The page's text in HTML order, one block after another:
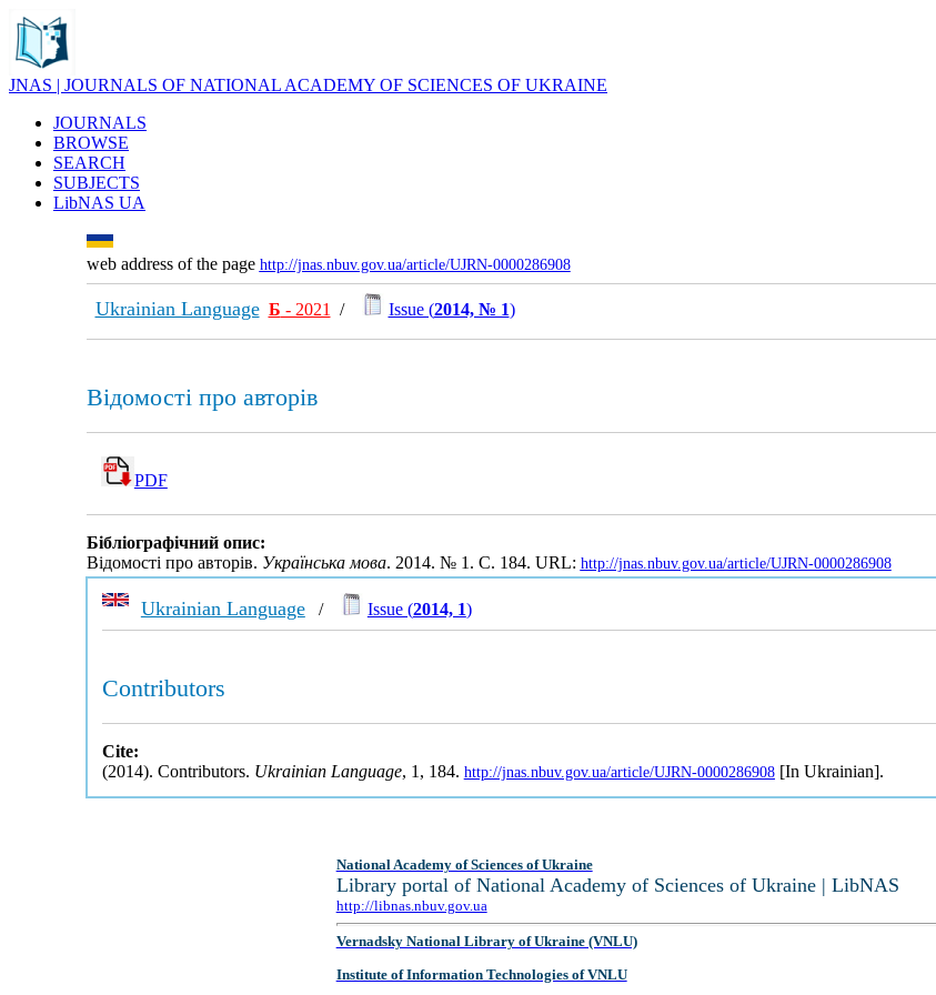
JNAS | JOURNALS OF NATIONAL ACADEMY OF SCIENCES OF UKRAINE
JOURNALS
BROWSE
SEARCH
SUBJECTS
LibNAS UA
web address of the page http://jnas.nbuv.gov.ua/article/UJRN-0000286908
Ukrainian Language Б - 2021 / Issue (2014, № 1)
Відомості про авторів
PDF
Бібліографічний опис:
Відомості про авторів. Українська мова. 2014. № 1. С. 184. URL: http://jnas.nbuv.gov.ua/article/UJRN-0000286908
Ukrainian Language/ Issue (2014, 1)
Contributors
Cite:
(2014). Contributors. Ukrainian Language, 1, 184. http://jnas.nbuv.gov.ua/article/UJRN-0000286908[In Ukrainian].
National Academy of Sciences of Ukraine
Library portal of National Academy of Sciences of Ukraine | LibNAS
http://libnas.nbuv.gov.ua
Vernadsky National Library of Ukraine (VNLU)
Institute of Information Technologies of VNLU